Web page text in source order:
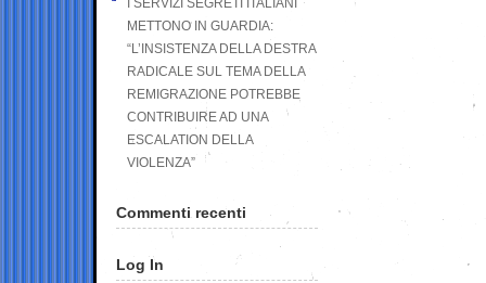
I SERVIZI SEGRETI ITALIANI
METTONO IN GUARDIA:
“L’INSISTENZA DELLA DESTRA
RADICALE SUL TEMA DELLA
REMIGRAZIONE POTREBBE
CONTRIBUIRE AD UNA
ESCALATION DELLA
VIOLENZA”
Commenti recenti
Log In